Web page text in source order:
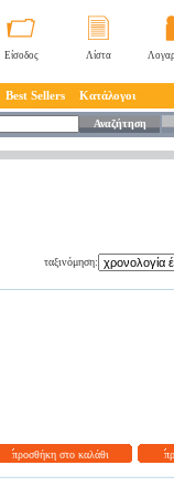
Είσοδος Λίστα
Best Sellers Κατάλογοι
Αναζήτηση
ταξινόμηση:
προσθήκη στο καλάθι